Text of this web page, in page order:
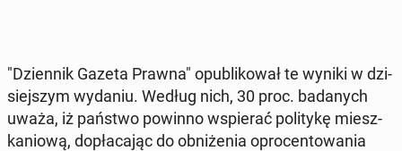
"Dzien­nik Gazeta Prawna" opu­bli­ko­wał te wyniki w dzi­
siej­szym wydaniu. Według nich, 30 proc. ba­da­nych
uważa, iż państwo powinno wspie­rać po­li­ty­kę miesz­
ka­nio­wą, do­pła­ca­jąc do ob­ni­że­nia opro­cen­to­wa­nia